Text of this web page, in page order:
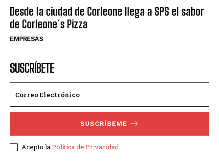
Desde la ciudad de Corleone llega a SPS el sabor
de Corleone´s Pizza
EMPRESAS
SUSCRÍBETE
SUSCRÍBEME
Acepto laPolítica de Privacidad.